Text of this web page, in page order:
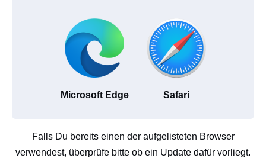
Microsoft Edge Safari
Falls Du bereits einen der aufgelisteten Browser
verwendest, überprüfe bitte ob ein Update dafür vorliegt.